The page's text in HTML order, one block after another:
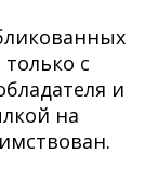
с
и
на